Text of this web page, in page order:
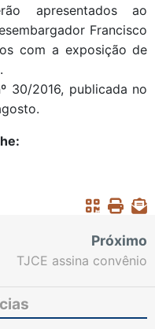
apresentados ao
Francisco
com a exposição de
30/2016, publicada no
Próximo
TJCE assina convênio
Inglês com descontos
aos servidores